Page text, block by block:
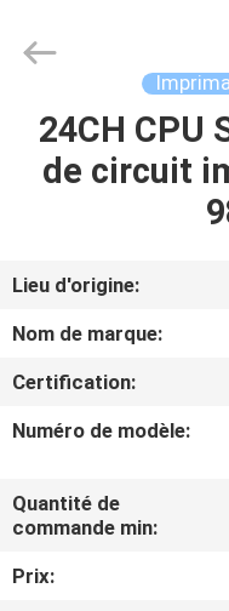
MAISON
AU
SUJET
DE
VISITE
D'USINE
Robot
Automation
Reserved.24CH CPU
de circuit
Lieu d'origine:
Nom de marque:
Certification:
Numéro de modèle:
Quantité de
commande min:
Prix: